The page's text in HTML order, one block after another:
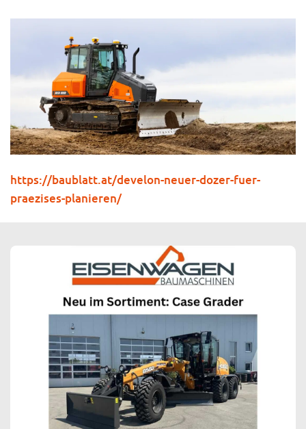
https://baublatt.at/develon-neuer-dozer-fuer-
praezises-planieren/